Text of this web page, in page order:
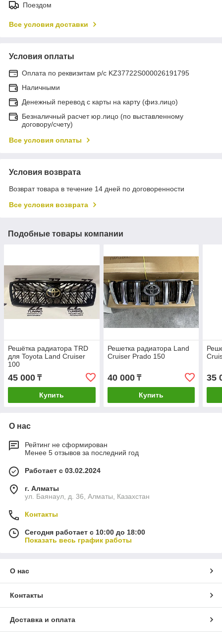
Поездом
Все условия доставки
Условия оплаты
Оплата по реквизитам р/с KZ37722S000026191795
Наличными
Денежный перевод с карты на карту (физ.лицо)
Безналичный расчет юр.лицо (по выставленному
договору/счету)
Все условия оплаты
Условия возврата
Возврат товара в течение 14 дней по договоренности
Все условия возврата
Подобные товары компании
Решётка радиатора TRD
для Toyota Land Cruiser
100
45 000 ₸
Купить
Решетка радиатора Land
Cruiser Prado 150
40 000₸
Купить
35
О нас
Рейтинг не сформирован
Менее 5 отзывов за последний год
Работает с 03.02.2024
г. Алматы
ул. Баянаул, д. 36, Алматы, Казахстан
Контакты
Сегодня работает с 10:00 до 18:00
Показать весь график работы
О нас
Контакты
Доставка и оплата